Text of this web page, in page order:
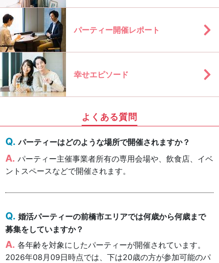
パーティー開催レポート
幸せエピソード
よくある質問
パーティーはどのような場所で開催されますか？
パーティー主催事業者所有の専用会場や、飲食店、イベ
ントスペースなどで開催されます。
婚活パーティーの前橋市エリアでは何歳から何歳まで
募集をしていますか？
各年齢を対象にしたパーティーが開催されています。
2026年08月09日時点では、下は20歳の方が参加可能のパ